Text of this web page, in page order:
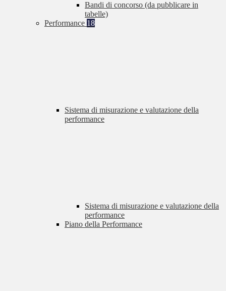
Bandi di concorso (da pubblicare in
tabelle)
Performance 18
Sistema di misurazione e valutazione della
performance
Sistema di misurazione e valutazione della
performance
Piano della Performance